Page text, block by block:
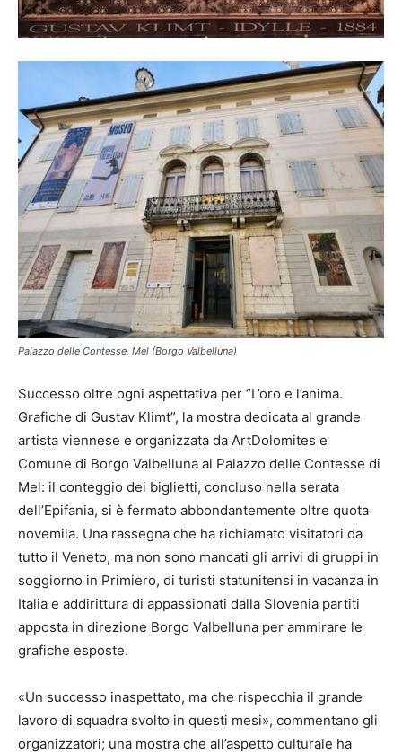
Palazzo delle Contesse, Mel (Borgo Valbelluna)
Successo oltre ogni aspettativa per “L’oro e l’anima.
Grafiche di Gustav Klimt”, la mostra dedicata al grande
artista viennese e organizzata da ArtDolomites e
Comune di Borgo Valbelluna al Palazzo delle Contesse di
Mel: il conteggio dei biglietti, concluso nella serata
dell’Epifania, si è fermato abbondantemente oltre quota
novemila. Una rassegna che ha richiamato visitatori da
tutto il Veneto, ma non sono mancati gli arrivi di gruppi in
soggiorno in Primiero, di turisti statunitensi in vacanza in
Italia e addirittura di appassionati dalla Slovenia partiti
apposta in direzione Borgo Valbelluna per ammirare le
grafiche esposte.
«Un successo inaspettato, ma che rispecchia il grande
lavoro di squadra svolto in questi mesi», commentano gli
organizzatori; una mostra che all’aspetto culturale ha